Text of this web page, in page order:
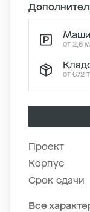
от 2,6
от 672
Проект
Корпус
Срок сдачи
Все